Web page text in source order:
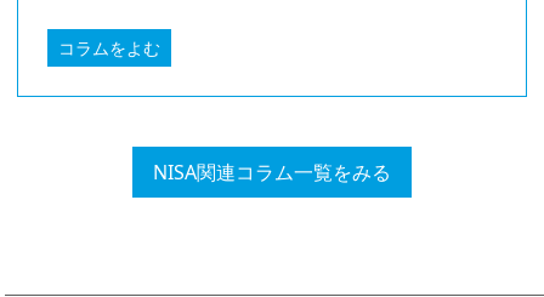
コラムをよむ
NISA関連コラム一覧をみる